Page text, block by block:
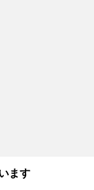
ます